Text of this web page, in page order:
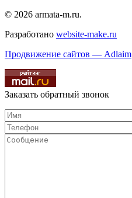
© 2026 armata-m.ru.
Разработано website-make.ru
Продвижение сайтов — Adlaim
Заказать обратный звонок